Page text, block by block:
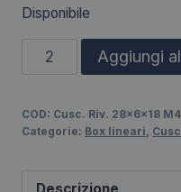
Disponibile
Cuscinetto
di
per
Doccia
Aggiungi
COD: Cusc. Riv. 28x6x18 M4
Categorie: Box lineari,